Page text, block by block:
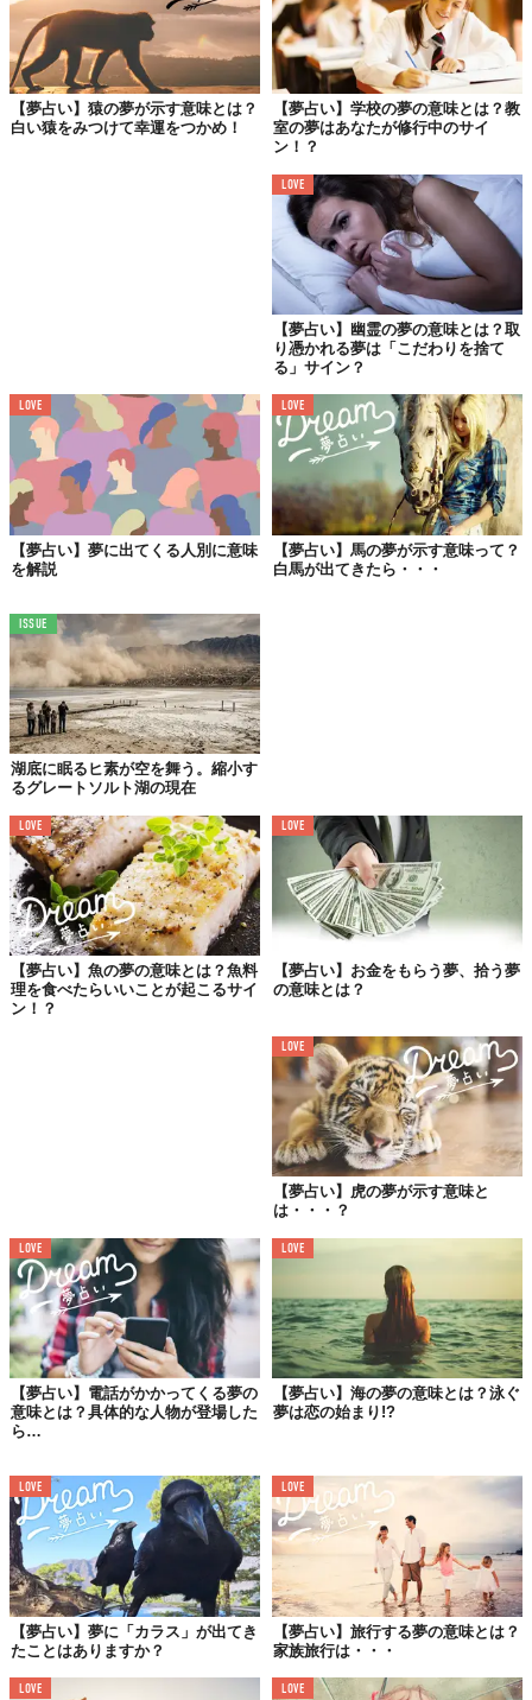
予想外のポジティブな出来事を暗示します。期待してみてはいか
かでしょうか。
・靴紐（番外編）
想いや縁を暗示します。靴紐を結ぶことは、恋愛の進展を示しま
2.「行為」に関するメッセージ
・靴を履く
行動力が発揮されることを暗示します。社会生活の安定や人生を
着実に進んでいくことを示しているでしょう。性生活の充実を暗
示する場合も。
・靴を探す
生活基盤の必要性を暗示します。安定した収入や収入を得るため
の技術の習得が必要であると考えているのかも。方向性としては
間違っていないので、それを実行してください。
失敗や破綻を暗示します。仕事面であれば、収入減少になるでし
ょうし、恋愛面であれば破局や離婚といったものを示すことにな
ただし、なくした靴が見つかったなら、一時的なもの
その人を援助したり、世話したりすることを暗示します。迷惑を
かけられる恐れも。
男性の場合、恋愛面であれば、恋人や配偶者
が奪われてしまう危険性を示している可能性も。
・靴を履き替える、古い靴を捨てる
転職や引っ越し、関係の解消を暗示します。自分の意志でそうす
3.「靴屋における出来事」に関するメッセージ
【夢占い】猿の夢が示す意味とは？
白い猿をみつけて幸運をつかめ！
【夢占い】学校の夢の意味とは？教
室の夢はあなたが修行中のサイ
ン！？
LOVE
【夢占い】幽霊の夢の意味とは？取
り憑かれる夢は「こだわりを捨て
る」サイン？
LOVE
【夢占い】夢に出てくる人別に意味
を解説
LOVE
【夢占い】馬の夢が示す意味って？
白馬が出てきたら・・・
ISSUE
湖底に眠るヒ素が空を舞う。縮小す
るグレートソルト湖の現在
LOVE
【夢占い】魚の夢の意味とは？魚料
理を食べたらいいことが起こるサイ
ン！？
LOVE
【夢占い】お金をもらう夢、拾う夢
の意味とは？
LOVE
【夢占い】虎の夢が示す意味と
は・・・？
LOVE
【夢占い】電話がかかってくる夢の
意味とは？具体的な人物が登場した
ら…
LOVE
【夢占い】海の夢の意味とは？泳ぐ
夢は恋の始まり!?
LOVE
【夢占い】夢に「カラス」が出てき
たことはありますか？
LOVE
【夢占い】旅行する夢の意味とは？
家族旅行は・・・
LOVE LOVE